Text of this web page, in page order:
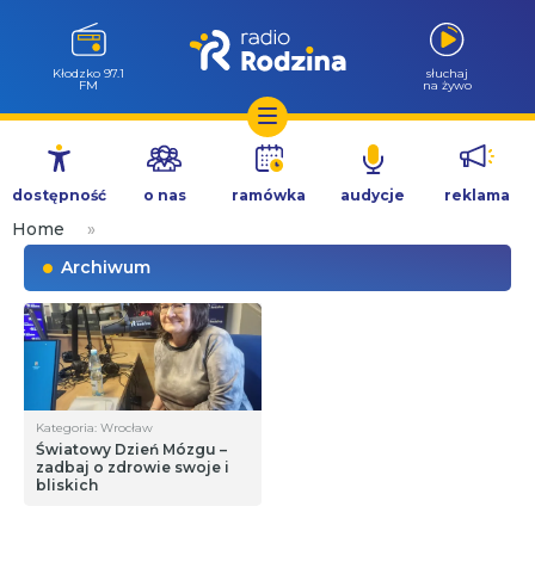
Przejdź
treści
Kłodzko 97.1
FM
słuchaj
na żywo
dostępność o nas ramówka audycje reklama
Home
»
Archiwum
Kategoria: Wrocław
Światowy Dzień Mózgu –
zadbaj o zdrowie swoje i
bliskich